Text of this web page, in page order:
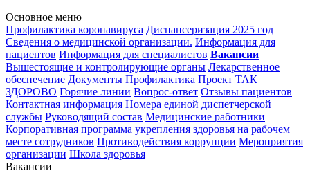
Основное меню
Профилактика коронавируса Диспансеризация 2025 год
Сведения о медицинской организации. Информация для
пациентов Информация для специалистов Вакансии
Вышестоящие и контролирующие органы Лекарственное
обеспечение Документы Профилактика Проект ТАК
ЗДОРОВО Горячие линии Вопрос-ответ Отзывы пациентов
Контактная информация Номера единой диспетчерской
службы Руководящий состав Медицинские работники
Корпоративная программа укрепления здоровья на рабочем
месте сотрудников Противодействия коррупции Мероприятия
организации Школа здоровья
Вакансии